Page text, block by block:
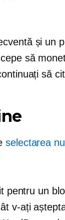
și un
să
să
selectarea
pentru un
v-ați